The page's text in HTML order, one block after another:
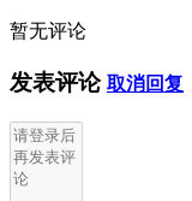
暂无评论
发表评论 取消回复